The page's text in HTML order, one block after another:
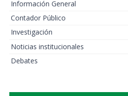
Información General
Contador Público
Investigación
Noticias institucionales
Debates